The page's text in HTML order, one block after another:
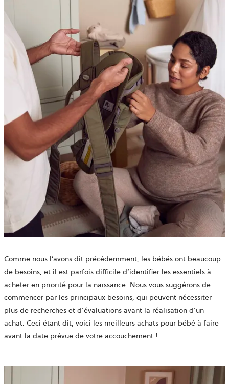
Comme nous l’avons dit précédemment, les bébés ont beaucoup
de besoins, et il est parfois difficile d’identifier les essentiels à
acheter en priorité pour la naissance. Nous vous suggérons de
commencer par les principaux besoins, qui peuvent nécessiter
plus de recherches et d’évaluations avant la réalisation d’un
achat. Ceci étant dit, voici les meilleurs achats pour bébé à faire
avant la date prévue de votre accouchement !